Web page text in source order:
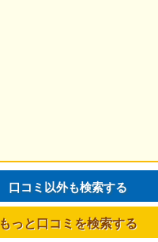
口コミ以外も検索する
もっと口コミを検索する